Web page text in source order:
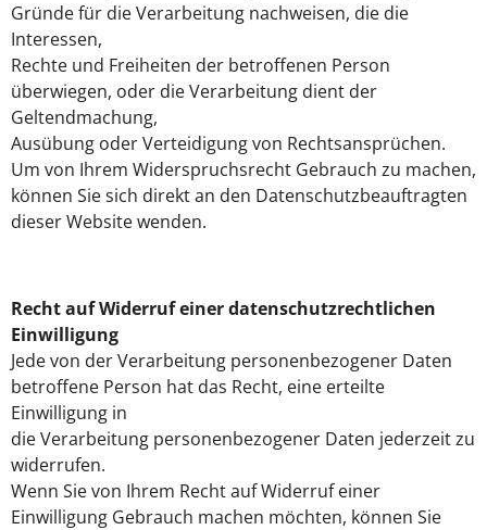
Gründe für die Verarbeitung nachweisen, die die
Interessen,
Rechte und Freiheiten der betroffenen Person
überwiegen, oder die Verarbeitung dient der
Geltendmachung,
Ausübung oder Verteidigung von Rechtsansprüchen.
Um von Ihrem Widerspruchsrecht Gebrauch zu machen,
können Sie sich direkt an den Datenschutzbeauftragten
dieser Website wenden.
Recht auf Widerruf einer datenschutzrechtlichen
Einwilligung
Jede von der Verarbeitung personenbezogener Daten
betroffene Person hat das Recht, eine erteilte
Einwilligung in
die Verarbeitung personenbezogener Daten jederzeit zu
widerrufen.
Wenn Sie von Ihrem Recht auf Widerruf einer
Einwilligung Gebrauch machen möchten, können Sie